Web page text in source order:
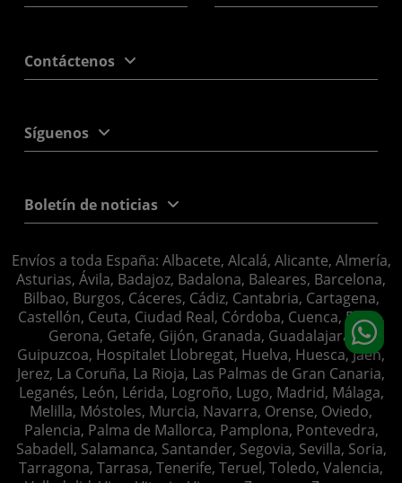
Contáctenos
Síguenos
Boletín de noticias
Envíos a toda España: Albacete, Alcalá, Alicante, Almería,
Asturias, Ávila, Badajoz, Badalona, Baleares, Barcelona,
Bilbao, Burgos, Cáceres, Cádiz, Cantabria, Cartagena,
Castellón, Ceuta, Ciudad Real, Córdoba, Cuenca, Elche,
Gerona, Getafe, Gijón, Granada, Guadalajara,
Guipuzcoa, Hospitalet Llobregat, Huelva, Huesca, Jaén,
Jerez, La Coruña, La Rioja, Las Palmas de Gran Canaria,
Leganés, León, Lérida, Logroño, Lugo, Madrid, Málaga,
Melilla, Móstoles, Murcia, Navarra, Orense, Oviedo,
Palencia, Palma de Mallorca, Pamplona, Pontevedra,
Sabadell, Salamanca, Santander, Segovia, Sevilla, Soria,
Tarragona, Tarrasa, Tenerife, Teruel, Toledo, Valencia,